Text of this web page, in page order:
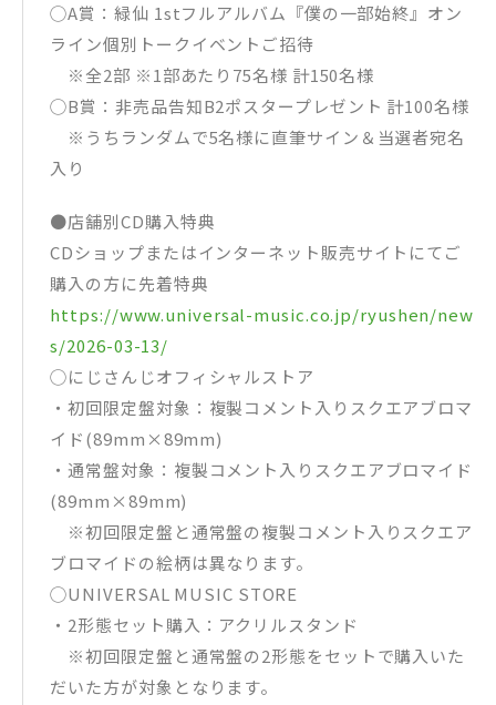
◯A賞：緑仙 1stフルアルバム『僕の一部始終』オン
ライン個別トークイベントご招待
※全2部 ※1部あたり75名様 計150名様
◯B賞：非売品告知B2ポスタープレゼント 計100名様
※うちランダムで5名様に直筆サイン＆当選者宛名
入り
●店舗別CD購入特典
CDショップまたはインターネット販売サイトにてご
購入の方に先着特典
https://www.universal-music.co.jp/ryushen/new
s/2026-03-13/
◯にじさんじオフィシャルストア
・初回限定盤対象：複製コメント入りスクエアブロマ
イド(89mm×89mm)
・通常盤対象：複製コメント入りスクエアブロマイド
(89mm×89mm)
※初回限定盤と通常盤の複製コメント入りスクエア
ブロマイドの絵柄は異なります。
◯UNIVERSAL MUSIC STORE
・2形態セット購入：アクリルスタンド
※初回限定盤と通常盤の2形態をセットで購入いた
だいた方が対象となります。